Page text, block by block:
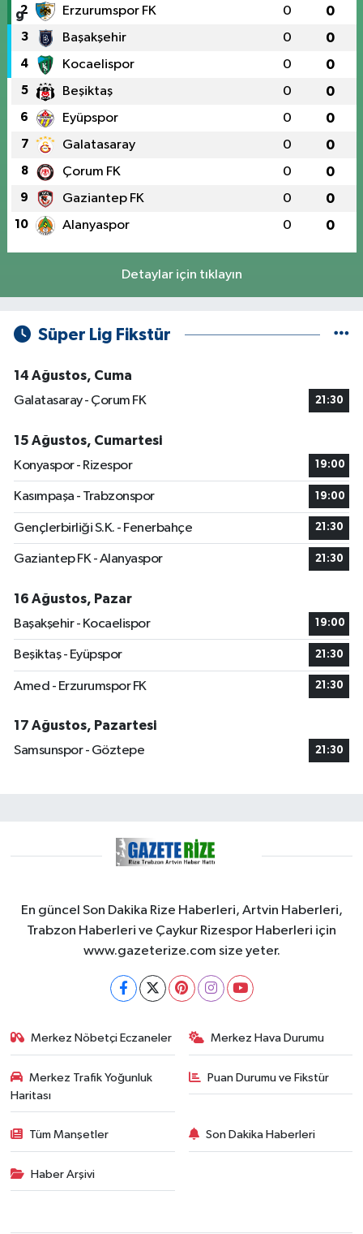
2 Erzurumspor FK 0 0
3 Başakşehir 0 0
4 Kocaelispor 0 0
5 Beşiktaş 0 0
6 Eyüpspor 0 0
7 Galatasaray 0 0
8 Çorum FK 0 0
9 Gaziantep FK 0 0
10 Alanyaspor 0 0
Detaylar için tıklayın
Süper Lig Fikstür
14 Ağustos, Cuma
Galatasaray - Çorum FK
21:30
15 Ağustos, Cumartesi
Konyaspor - Rizespor
19:00
Kasımpaşa - Trabzonspor 19:00
Gençlerbirliği S.K. - Fenerbahçe 21:30
Gaziantep FK - Alanyaspor 21:30
16 Ağustos, Pazar
Başakşehir - Kocaelispor
19:00
Beşiktaş - Eyüpspor 21:30
Amed - Erzurumspor FK 21:30
17 Ağustos, Pazartesi
Samsunspor - Göztepe
21:30
En güncel Son Dakika Rize Haberleri, Artvin Haberleri,
Trabzon Haberleri ve Çaykur Rizespor Haberleri için
www.gazeterize.com size yeter.
Merkez Nöbetçi Eczaneler Merkez Hava Durumu
Merkez Trafik Yoğunluk
Haritası
Puan Durumu ve Fikstür
Tüm Manşetler Son Dakika Haberleri
Haber Arşivi